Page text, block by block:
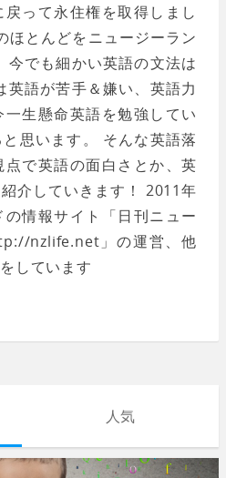
って永住権を取得しまし
ほとんどをニュージーラン
今でも細かい英語の文法は
語が苦手＆嫌い、英語力
生懸命英語を勉強してい
思います。 そんな英語落
で英語の面白さとか、英
介していきます！ 2011年
情報サイト「日刊ニュー
nzlife.net」の運営、他
しています
人気